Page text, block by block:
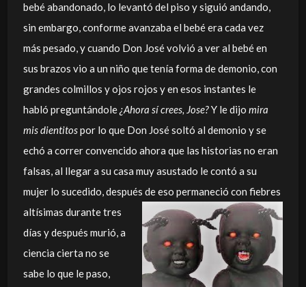
bebé abandonado, lo levantó del piso y siguió andando,
sin embargo, conforme avanzaba el bebé era cada vez
más pesado, y cuando Don José volvió a ver al bebé en
sus brazos vio a un niño que tenía forma de demonio, con
grandes colmillos y ojos rojos y en esos instantes le
habló preguntándole¿Ahora sí crees, Jose?Y le dijo mira
mis dientitospor lo que Don José soltó al demonio y se
echó a correr convencido ahora que las historias no eran
falsas, al llegar a su casa muy asustado le contó a su
mujer lo sucedido, después deeso permaneció con fiebres
altísimas durante tres
días y después murió, a
ciencia cierta no se
sabe lo que le paso,